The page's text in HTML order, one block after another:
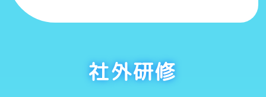
社外研修